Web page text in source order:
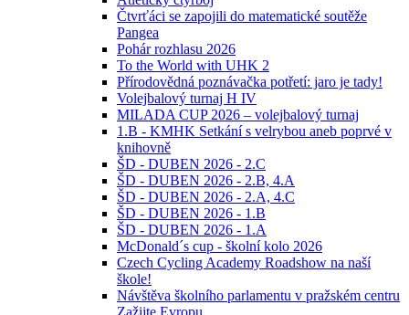
Čtvrťáci se zapojili do matematické soutěže
Pangea
Pohár rozhlasu 2026
To the World with UHK 2
Přírodovědná poznávačka potřetí: jaro je tady!
Volejbalový turnaj H IV
MILADA CUP 2026 – volejbalový turnaj
1.B - KMHK Setkání s velrybou aneb poprvé v
knihovně
ŠD - DUBEN 2026 - 2.C
ŠD - DUBEN 2026 - 2.B, 4.A
ŠD - DUBEN 2026 - 2.A, 4.C
ŠD - DUBEN 2026 - 1.B
ŠD - DUBEN 2026 - 1.A
McDonald´s cup - školní kolo 2026
Czech Cycling Academy Roadshow na naší
škole!
Návštěva školního parlamentu v pražském centru